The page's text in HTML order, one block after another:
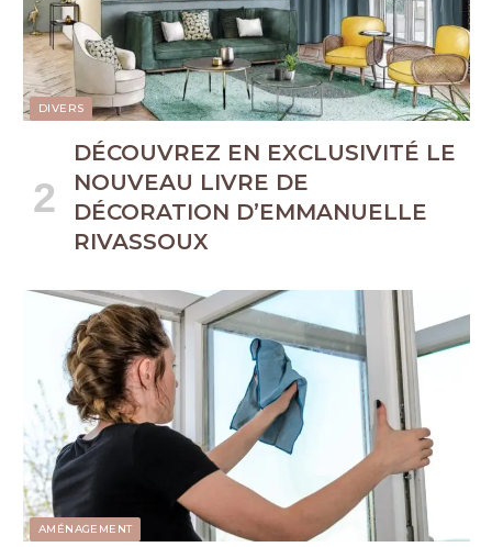
DIVERS
DÉCOUVREZ EN EXCLUSIVITÉ LE
NOUVEAU LIVRE DE
DÉCORATION D’EMMANUELLE
RIVASSOUX
AMÉNAGEMENT